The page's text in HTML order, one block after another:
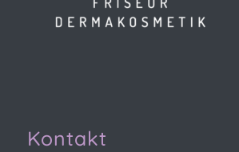
Kontakt